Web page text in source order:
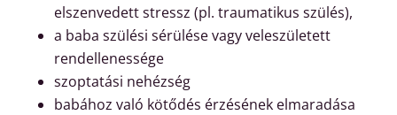
elszenvedett stressz (pl. traumatikus szülés),
a baba szülési sérülése vagy veleszületett
rendellenessége
szoptatási nehézség
babához való kötődés érzésének elmaradása